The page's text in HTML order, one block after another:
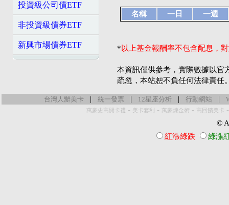
投資級公司債ETF
非投資級債券ETF
新興市場債券ETF
名稱 一日 一週
*以上基金報酬率不包含配息，
本資訊僅供參考，實際數據以官
疏忽，本站恕不負任何法律責任
台灣人辦美卡 | 統一發票 | 12星座分析 | 行動網站 |
萬豪史高開卡禮 - 美卡套利 - 萬豪煉金術 - 高回饋美卡
©
紅漲綠跌
綠漲